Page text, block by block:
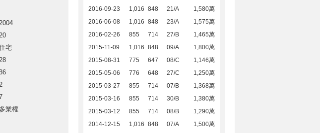
宅
多業權
2016-09-23
1,016 848 21/A
1,580萬
2016-06-08
1,016 848 23/A
1,575萬
2016-02-26
855 714 27/B
1,465萬
2015-11-09
1,016 848 09/A
1,800萬
2015-08-31
775 647 08/C
1,146萬
2015-05-06
776 648 27/C
1,250萬
2015-03-27
855 714 07/B
1,368萬
2015-03-16
855 714 30/B
1,380萬
2015-03-12
855 714 08/B
1,290萬
2014-12-15
1,016 848 07/A
1,500萬